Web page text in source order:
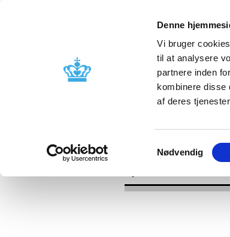
Denne
Vi bruger
til at analysere
partnere inden
kombinere disse
af deres
Samtykkevalg
Nødvendig
Godkendelse og